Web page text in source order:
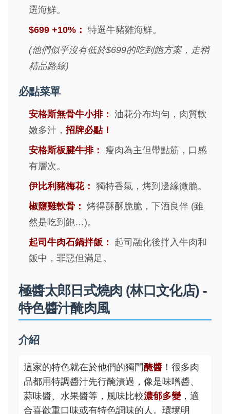
選海鮮。
$699 +10%： 特選牛豬雞海鮮。
(他們似乎沒有低於$699的吃到飽方案，走稍
精品路線)
必點菜單
安格斯無骨牛小排： 油花分布均勻，肉質軟
嫩多汁，招牌必點！
安格斯板腱牛排：
瘦肉為主但帶點筋，口感
有層次。
伊比利豬梅花： 獨特香氣，烤到邊緣微脆。
椒鹽雞軟骨： 烤得酥酥脆脆，下酒良伴 (雖
然是吃到飽…)。
起司牛肉石鍋拌飯：
起司融化後拌入牛肉和
飯中，罪惡但滿足。
極醬太郎日式燒肉 (林口文化店) -
特色醬汁醃肉風
介紹
這家的特色就在於他們的獨門醃醬 ！很多肉
品都用特調醬汁先行醃漬過，像是味噌醬、
蒜味醬、水果醬等，風味比較濃郁多變，適
合喜歡重口味或有特色調味的人。環境明